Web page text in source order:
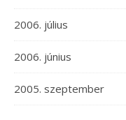
2006. július
2006. június
2005. szeptember